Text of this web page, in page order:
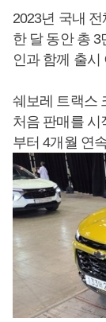
2023년 국내
한 달 동안 총
인과 함께 출시
쉐보레 트랙스
처음 판매를 시
부터 4개월 연